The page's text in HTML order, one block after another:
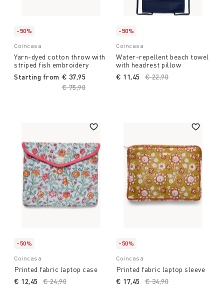
-50%
Coincasa
Yarn-dyed cotton throw with
striped fish embroidery
Starting from
Price reduced from
€ 75,90
€ 37,95
-50%
Coincasa
Water-repellent beach towel
with headrest pillow
Price reduced from
€ 22,90
€ 11,45
-50%
Coincasa
Printed fabric laptop case
Price reduced from
€ 24,90
€ 12,45
-50%
Coincasa
Printed fabric laptop sleeve
Price reduced from
€ 34,90
€ 17,45